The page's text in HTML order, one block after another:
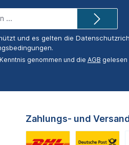
und es gelten die
.
genommen und die AGB gelesen
Zahlungs- und